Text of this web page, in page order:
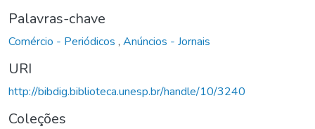
Palavras-chave
Comércio - Periódicos , Anúncios - Jornais
URI
http://bibdig.biblioteca.unesp.br/handle/10/3240
Coleções